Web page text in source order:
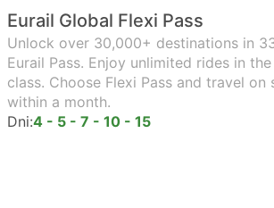
Eurail Global Flexi Pass
Unlock over 30,000+ destinations in
Eurail Pass. Enjoy unlimited rides in
class. Choose Flexi Pass and travel on
within a month.
Dni:4 - 5 - 7 - 10 - 15